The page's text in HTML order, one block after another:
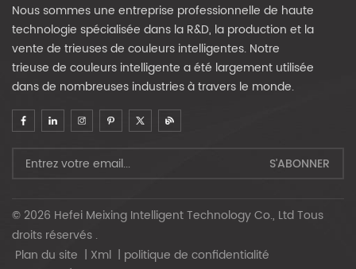
Nous sommes une entreprise professionnelle de haute
technologie spécialisée dans la R&D, la production et la
vente de trieuses de couleurs intelligentes. Notre
trieuse de couleurs intelligente a été largement utilisée
dans de nombreuses industries à travers le monde.
© 2026 Hefei Meixing Intelligent Technology Co., Ltd Tous
droits réservés .
Plan du site | Xml | politique de confidentialité